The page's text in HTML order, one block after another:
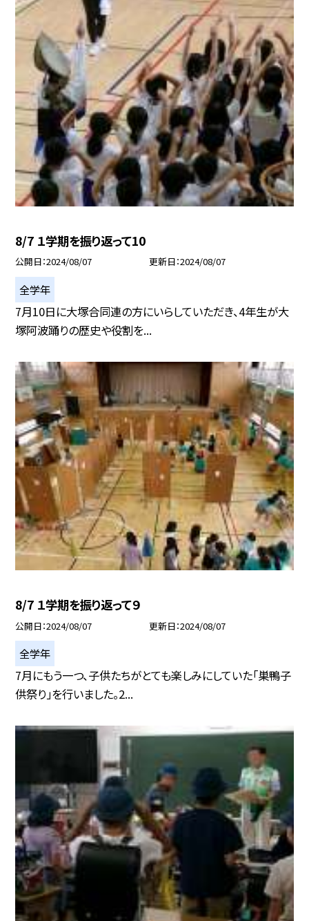
8/7 １学期を振り返って10
公開日 2024/08/07 更新日 2024/08/07
全学年
7月10日に大塚合同連の方にいらしていただき、4年生が大
塚阿波踊りの歴史や役割を...
8/7 １学期を振り返って９
公開日 2024/08/07 更新日 2024/08/07
全学年
7月にもう一つ、子供たちがとても楽しみにしていた「巣鴨子
供祭り」を行いました。2...